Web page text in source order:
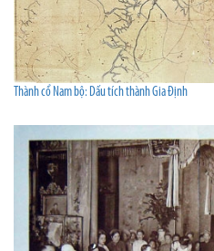
Thành cổ Nam bộ: Dấu tích thành Gia Định